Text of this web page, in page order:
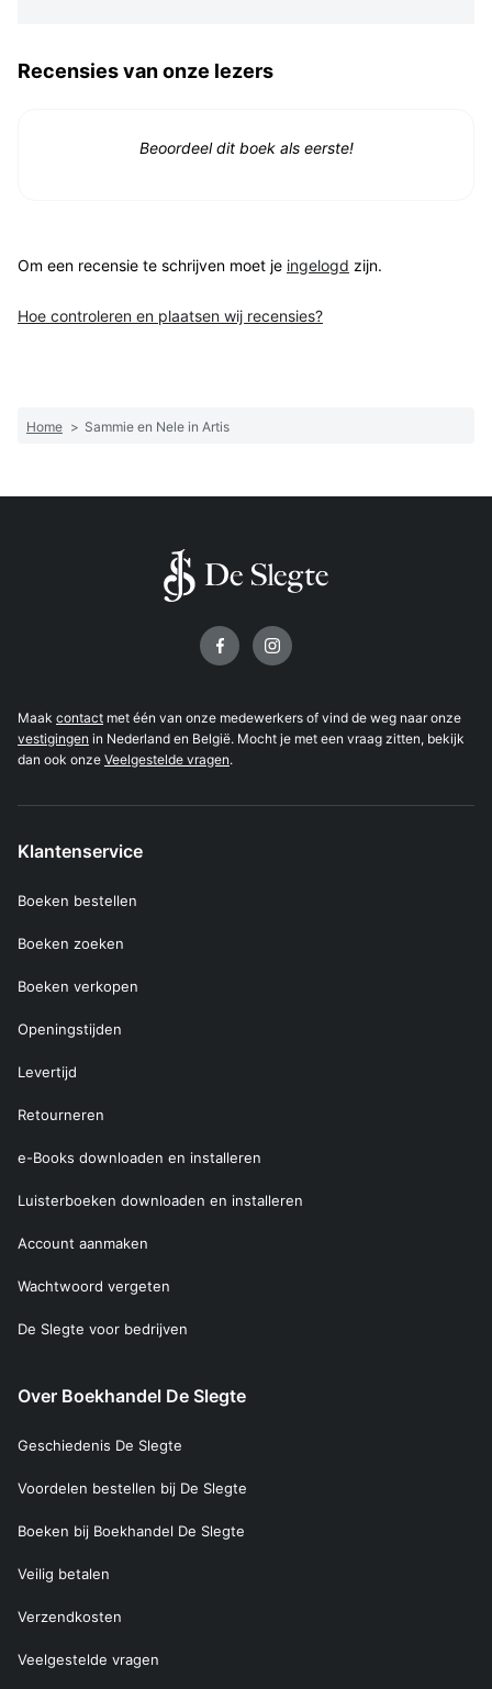
Recensies van onze lezers
Beoordeel dit boek als eerste!
Om een recensie te schrijven moet je ingelogd zijn.
Hoe controleren en plaatsen wij recensies?
Home > Sammie en Nele in Artis
Maak contact met één van onze medewerkers of vind de weg naar onze
vestigingen in Nederland en België. Mocht je met een vraag zitten, bekijk
dan ook onze Veelgestelde vragen.
Klantenservice
Boeken bestellen
Boeken zoeken
Boeken verkopen
Openingstijden
Levertijd
Retourneren
e-Books downloaden en installeren
Luisterboeken downloaden en installeren
Account aanmaken
Wachtwoord vergeten
De Slegte voor bedrijven
Over Boekhandel De Slegte
Geschiedenis De Slegte
Voordelen bestellen bij De Slegte
Boeken bij Boekhandel De Slegte
Veilig betalen
Verzendkosten
Veelgestelde vragen